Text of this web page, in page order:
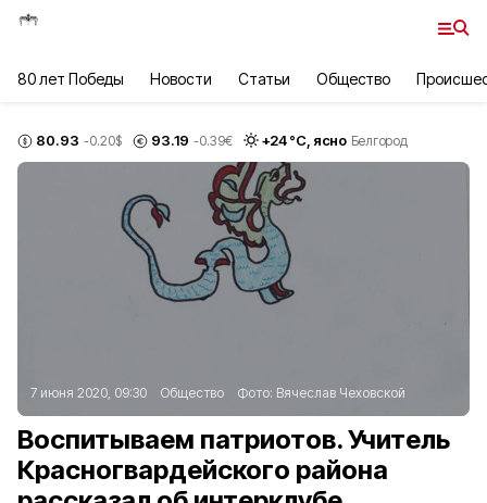
80 лет Победы Новости Статьи Общество
80.93 -0.20$ 93.19 -0.39€ +24°С, ясно Белгород
7 июня 2020, 09:30 Общество Фото: Вячеслав Чеховской
Воспитываем патриотов. Учитель
Красногвардейского района